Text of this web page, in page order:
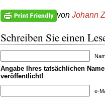
von Johann
Schreiben Sie einen
Angabe Ihres tatsächlichen
veröffentlicht!
e-